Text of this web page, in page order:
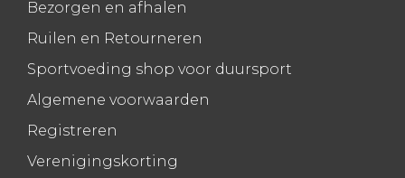
Bezorgen en afhalen
Ruilen en Retourneren
Sportvoeding shop voor duursport
Algemene voorwaarden
Registreren
Verenigingskorting